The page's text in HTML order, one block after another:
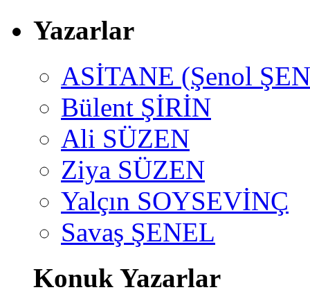
Yazarlar
ASİTANE (Şenol
Bülent ŞİRİN
Ali SÜZEN
Ziya SÜZEN
Yalçın SOYSEVİNÇ
Savaş ŞENEL
Konuk Yazarlar